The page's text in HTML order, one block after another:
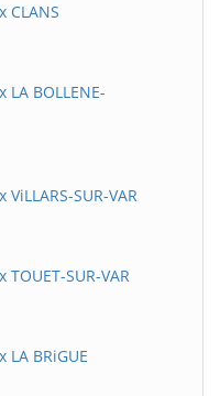
CLANS
BOLLENE-
SUR-VAR
SUR-VAR
BRiGUE